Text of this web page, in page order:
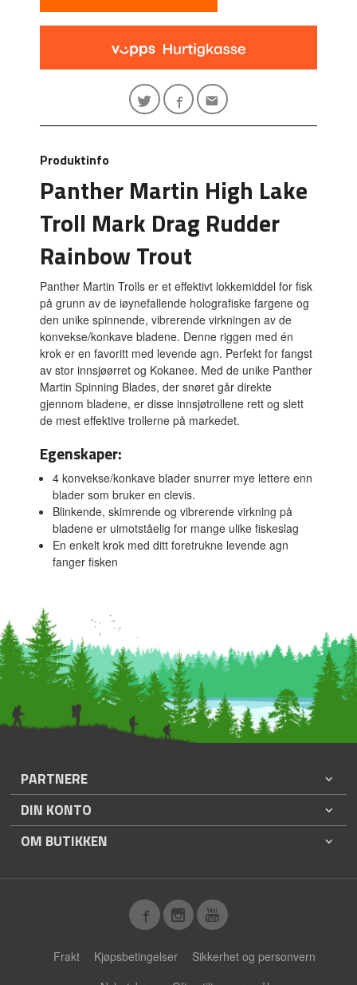
Produktinfo
Panther Martin High Lake
Troll Mark Drag Rudder
Rainbow Trout
Panther Martin Trolls er et effektivt lokkemiddel for fisk
på grunn av de iøynefallende holografiske fargene og
den unike spinnende, vibrerende virkningen av de
konvekse/konkave bladene. Denne riggen med én
krok er en favoritt med levende agn. Perfekt for fangst
av stor innsjøørret og Kokanee. Med de unike Panther
Martin Spinning Blades, der snøret går direkte
gjennom bladene, er disse innsjøtrollene rett og slett
de mest effektive trollerne på markedet.
Egenskaper:
4 konvekse/konkave blader snurrer mye lettere enn
blader som bruker en clevis.
Blinkende, skimrende og vibrerende virkning på
bladene er uimotståelig for mange ulike fiskeslag
En enkelt krok med ditt foretrukne levende agn
fanger fisken
PARTNERE
DIN KONTO
OM BUTIKKEN
Frakt Kjøpsbetingelser
Sikkerhet og personvern